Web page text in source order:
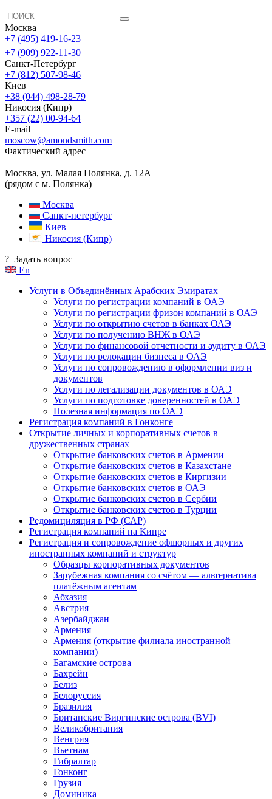
Москва
+7 (495) 419-16-23
+7 (909) 922-11-30
Санкт-Петербург
+7 (812) 507-98-46
Киев
+38 (044) 498-28-79
Никосия (Кипр)
+357 (22) 00-94-64
E-mail
moscow@amondsmith.com
Фактический адрес
Москва, ул. Малая Полянка, д. 12А
(рядом с м. Полянка)
Москва
Санкт-петербург
Киев
Никосия (Кипр)
? Задать вопрос
En
Услуги в Объединённых Арабских Эмиратах
Услуги по регистрации компаний в ОАЭ
Услуги по регистрации фризон компаний в ОАЭ
Услуги по открытию счетов в банках ОАЭ
Услуги по получению ВНЖ в ОАЭ
Услуги по финансовой отчетности и аудиту в ОАЭ
Услуги по релокации бизнеса в ОАЭ
Услуги по сопровождению в оформлении виз и
документов
Услуги по легализации документов в ОАЭ
Услуги по подготовке доверенностей в ОАЭ
Полезная информация по ОАЭ
Регистрация компаний в Гонконге
Открытие личных и корпоративных счетов в
дружественных странах
Открытие банковских счетов в Армении
Открытие банковских счетов в Казахстане
Открытие банковских счетов в Киргизии
Открытие банковских счетов в ОАЭ
Открытие банковских счетов в Сербии
Открытие банковских счетов в Турции
Редомициляция в РФ (САР)
Регистрация компаний на Кипре
Регистрация и сопровождение офшорных и других
иностранных компаний и структур
Образцы корпоративных документов
Зарубежная компания со счётом — альтернатива
платёжным агентам
Абхазия
Австрия
Азербайджан
Армения
Армения (открытие филиала иностранной
компании)
Багамские острова
Бахрейн
Белиз
Белоруссия
Бразилия
Британские Виргинские острова (BVI)
Великобритания
Венгрия
Вьетнам
Гибралтар
Гонконг
Грузия
Доминика